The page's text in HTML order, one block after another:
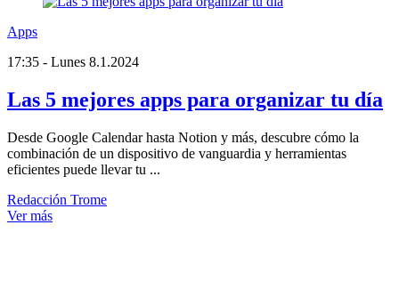
Apps
17:35 - Lunes 8.1.2024
Las 5 mejores apps para organizar tu día
Desde Google Calendar hasta Notion y más, descubre cómo la
combinación de un dispositivo de vanguardia y herramientas
eficientes puede llevar tu ...
Redacción Trome
Ver más